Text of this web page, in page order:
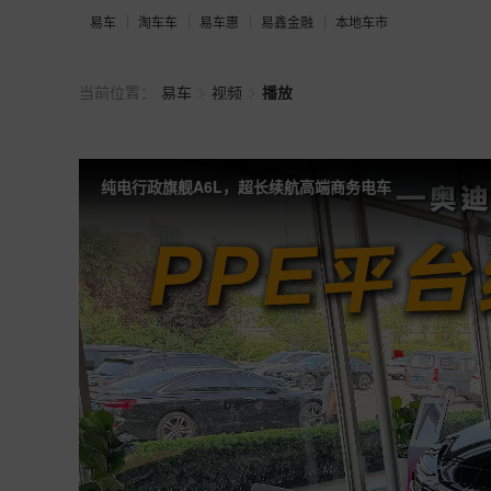
易车 淘车车 易车惠 易鑫金融 本地车市
当前位置： 易车 视频 播放
纯电行政旗舰A6L，超长续航高端商务电车